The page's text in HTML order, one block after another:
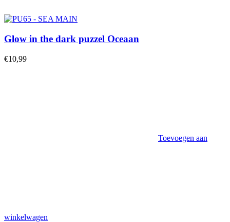
Glow in the dark puzzel Oceaan
€10,99
Toevoegen aan
winkelwagen